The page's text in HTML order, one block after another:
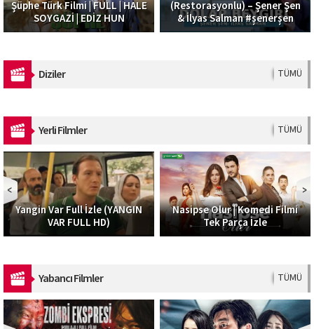
(Restorasyonlu) – Şener Şen
& İlyas Salman #şenerşen
Alparslan Emir | Türk
Full HD
Diziler TÜMÜ
Yerli Filmler TÜMÜ
Nasipse Olur | Komedi Filmi
Tek Parça İzle
Sonsuza Dek Nedime I
Komedi,Romantik
İzle
Yabancı Filmler TÜMÜ